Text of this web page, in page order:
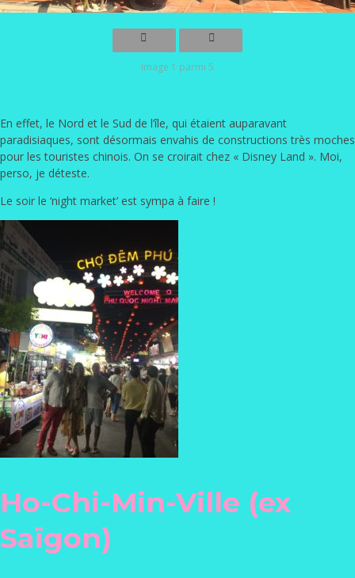
Image 1 parmi 5
En effet, le Nord et le Sud de l’île, qui étaient auparavant
paradisiaques, sont désormais envahis de constructions très moches
pour les touristes chinois. On se croirait chez « Disney Land ». Moi,
perso, je déteste.
Le soir le ‘night market’ est sympa à faire !
Ho-Chi-Min-Ville (ex
Saïgon)